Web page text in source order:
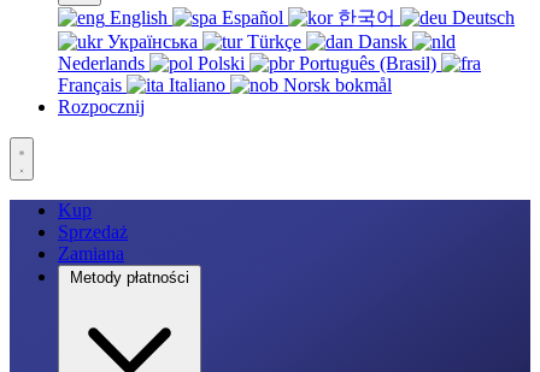
English Español 한국어
Deutsch
Українська
Türkçe
Dansk
Nederlands
Polski
Português (Brasil)
Français
Italiano
Norsk bokmål
Rozpocznij
Kup
Sprzedaż
Zamiana
Metody płatności